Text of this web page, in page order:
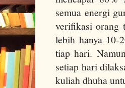
semua energi
verifikasi orang
lebih hanya 10-
tiap hari.
setiap hari
kuliah dhuha